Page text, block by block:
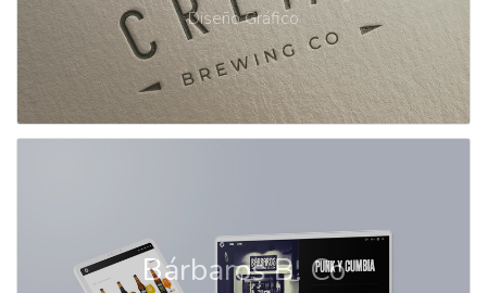
Diseño Gráfico
Bárbaros B. Co